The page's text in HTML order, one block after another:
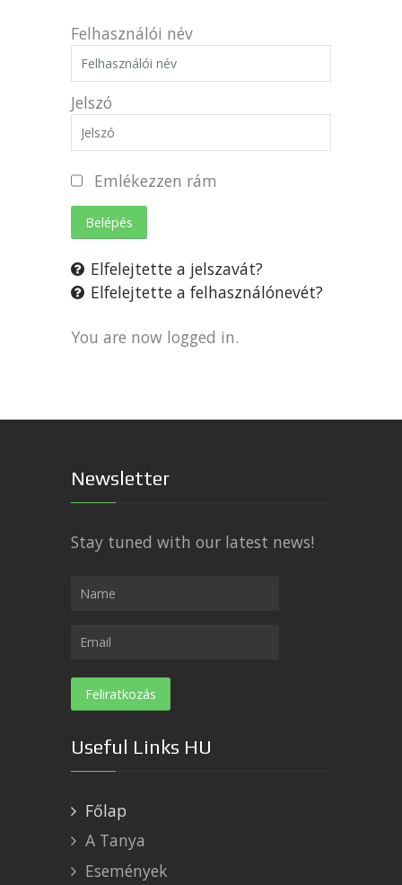
Felhasználói név
Jelszó
Emlékezzen rám
Belépés
Elfelejtette a jelszavát?
Elfelejtette a felhasználónevét?
You are now logged in.
Newsletter
Stay tuned with our latest news!
Useful Links HU
Főlap
A Tanya
Események